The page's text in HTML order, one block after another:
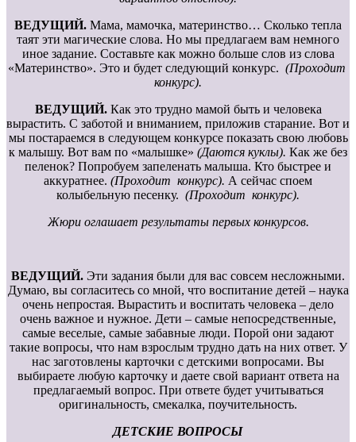
ВЕДУЩИЙ. Мама, мамочка, материнство… Сколько тепла
таят эти магические слова. Но мы предлагаем вам немного
иное задание. Составьте как можно больше слов из слова
«Материнство». Это и будет следующий конкурс. (Проходит
конкурс).
ВЕДУЩИЙ. Как это трудно мамой быть и человека
вырастить. С заботой и вниманием, приложив старание. Вот и
мы постараемся в следующем конкурсе показать свою любовь
к малышу. Вот вам по «малышке» (Даются куклы). Как же без
пеленок? Попробуем запеленать малыша. Кто быстрее и
аккуратнее. (Проходит конкурс). А сейчас споем
колыбельную песенку. (Проходит конкурс).
Жюри оглашает результаты первых конкурсов.
ВЕДУЩИЙ. Эти задания были для вас совсем несложными.
Думаю, вы согласитесь со мной, что воспитание детей – наука
очень непростая. Вырастить и воспитать человека – дело
очень важное и нужное. Дети – самые непосредственные,
самые веселые, самые забавные люди. Порой они задают
такие вопросы, что нам взрослым трудно дать на них ответ. У
нас заготовлены карточки с детскими вопросами. Вы
выбираете любую карточку и даете свой вариант ответа на
предлагаемый вопрос. При ответе будет учитываться
оригинальность, смекалка, поучительность.
ДЕТСКИЕ ВОПРОСЫ